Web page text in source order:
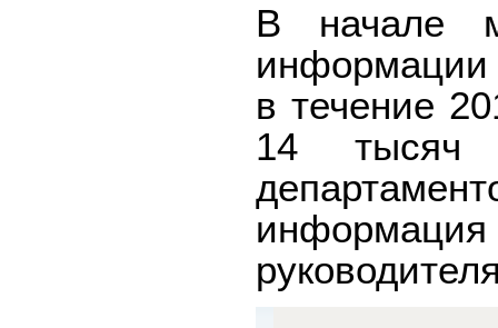
В начале
информации
в течение
14 тысяч